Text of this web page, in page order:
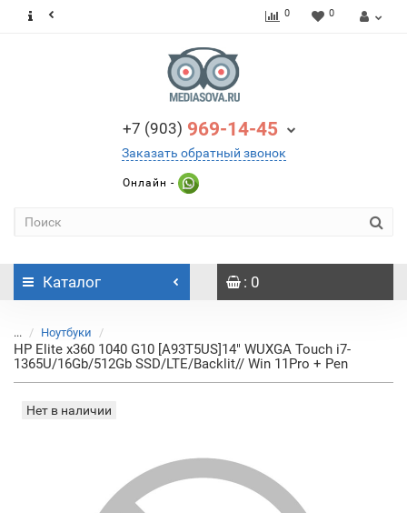
0 0
+7 (903) 969-14-45
Заказать обратный звонок
Онлайн -
Каталог : 0
... Ноутбуки
HP Elite x360 1040 G10 [A93T5US]14" WUXGA Touch i7-
1365U/16Gb/512Gb SSD/LTE/Backlit// Win 11Pro + Pen
Нет в наличии